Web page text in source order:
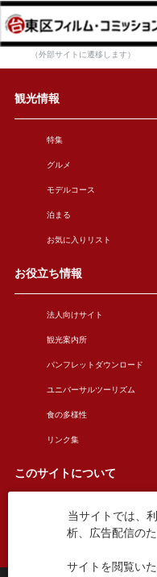
（外部サイトに遷移します）
観光情報
特集
グルメ
モデルコース
泊まる
お気に入りリスト
お役立ち情報
法人向けサイト
観光案内所
パンフレットダウンロード
ユニバーサルツーリズム
食の多様性
リンク集
このサイトについて
このサイトについて
お問い合わせ
当サイトでは、
析、広告配信の
サイトを閲覧い